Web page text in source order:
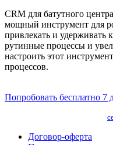
CRM для батутного
мощный инструмент для
привлекать и удерживать
рутинные процессы и
настроить этот
процессов.
Попробовать бесплатно 7
Договор-оферта